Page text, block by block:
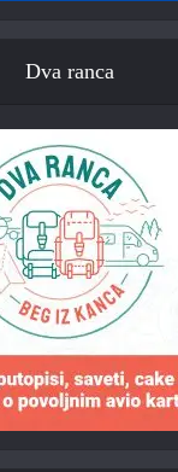
Dva ranca